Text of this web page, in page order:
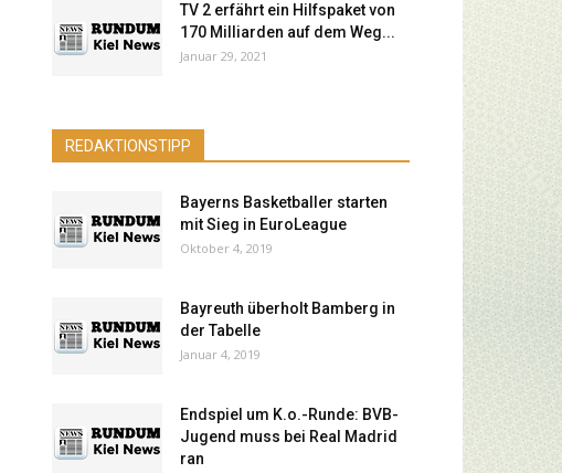
TV 2 erfährt ein Hilfspaket von
170 Milliarden auf dem Weg...
Januar 29, 2021
REDAKTIONSTIPP
Bayerns Basketballer starten
mit Sieg in EuroLeague
Oktober 4, 2019
Bayreuth überholt Bamberg in
der Tabelle
Januar 4, 2019
Endspiel um K.o.-Runde: BVB-
Jugend muss bei Real Madrid
ran